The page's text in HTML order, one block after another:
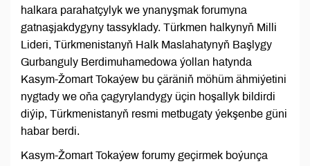
halkara parahatçylyk we ynanyşmak forumyna
gatnaşjakdygyny tassyklady. Türkmen halkynyň Milli
Lideri, Türkmenistanyň Halk Maslahatynyň Başlygy
Gurbanguly Berdimuhamedowa ýollan hatynda
Kasym-Žomart Tokaýew bu çäräniň möhüm ähmiýetini
nygtady we oňa çagyrylandygy üçin hoşallyk bildirdi
diýip, Türkmenistanyň resmi metbugaty ýekşenbe güni
habar berdi.
Kasym-Žomart Tokaýew forumy geçirmek boýunça